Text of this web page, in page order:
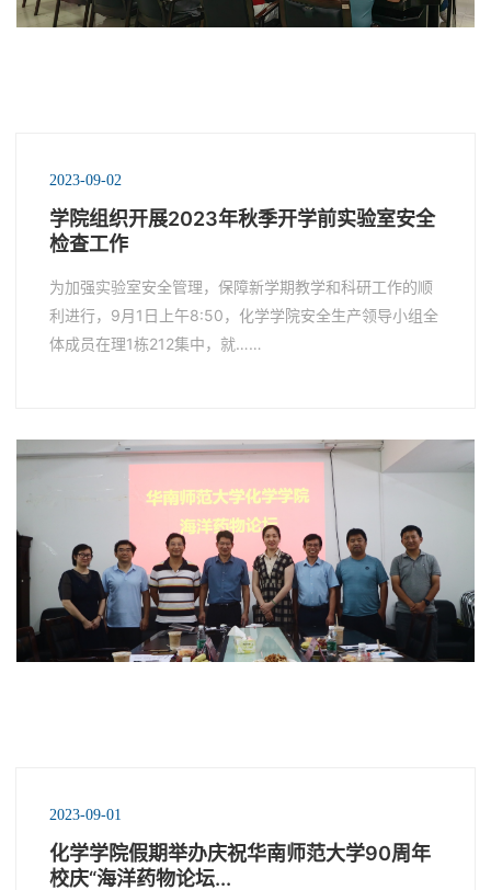
2023-09-02
学院组织开展2023年秋季开学前实验室安全
检查工作
为加强实验室安全管理，保障新学期教学和科研工作的顺
利进行，9月1日上午8:50，化学学院安全生产领导小组全
体成员在理1栋212集中，就……
2023-09-01
化学学院假期举办庆祝华南师范大学90周年
校庆“海洋药物论坛...